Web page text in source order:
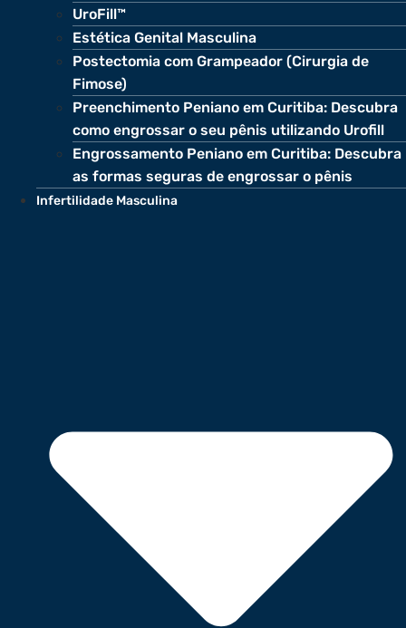
UroFill™
Estética Genital Masculina
Postectomia com Grampeador (Cirurgia de
Fimose)
Preenchimento Peniano em Curitiba: Descubra
como engrossar o seu pênis utilizando Urofill
Engrossamento Peniano em Curitiba: Descubra
as formas seguras de engrossar o pênis
Infertilidade Masculina